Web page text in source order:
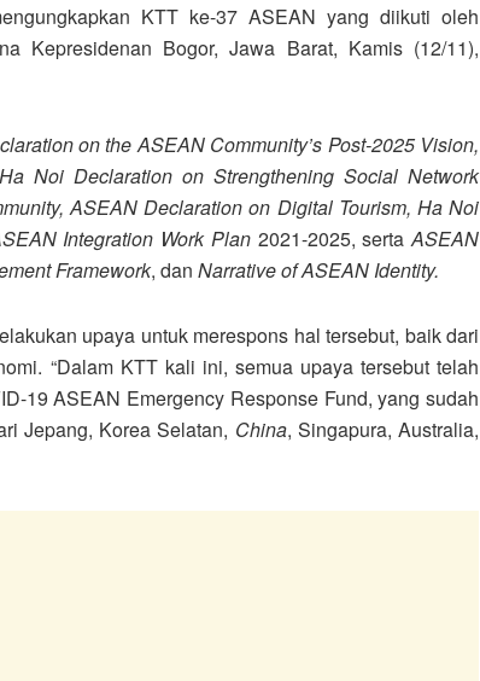
KTT ke-37 ASEAN yang diikuti oleh
Kepresidenan Bogor, Jawa Barat, Kamis (12/11),
on the ASEAN Community’s Post-2025 Vision,
Noi Declaration on Strengthening Social Network
ASEAN Declaration on Digital Tourism, Ha Noi
Integration Work Plan2021-2025, sertaASEAN
Framework, dan Narrative of ASEAN Identity.
upaya untuk merespons hal tersebut, baik dari
“Dalam KTT kali ini, semua upaya tersebut telah
19 ASEAN Emergency Response Fund, yang sudah
Jepang, Korea Selatan, China, Singapura, Australia,